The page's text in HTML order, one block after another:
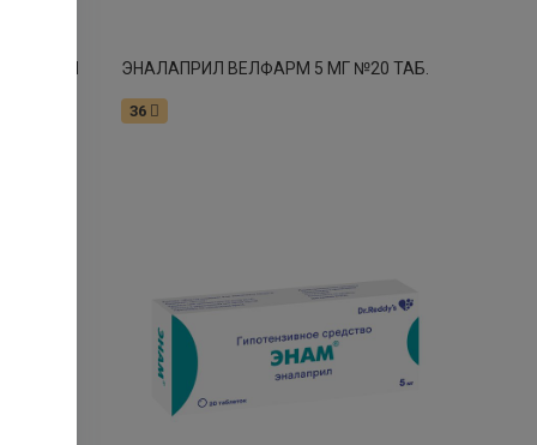
ТАБЛ ЭНАЛАПРИЛ ВЕЛФАРМ 5 МГ №20 ТАБ.
36